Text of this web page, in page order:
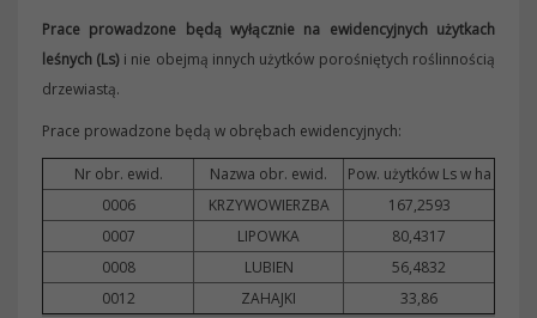
Prace prowadzone będą wyłącznie na ewidencyjnych użytkach
leśnych (Ls)i nie obejmą innych użytków porośniętych roślinnością
drzewiastą.
Prace prowadzone będą w obrębach ewidencyjnych:
Nr obr. ewid. Nazwa obr. ewid.
Pow. użytków Ls w ha
0006
KRZYWOWIERZBA
167,2593
0007
LIPOWKA
80,4317
0008
LUBIEN
56,4832
0012
ZAHAJKI 33,86